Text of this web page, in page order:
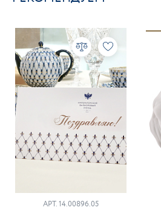
АРТ. 14.00896.05